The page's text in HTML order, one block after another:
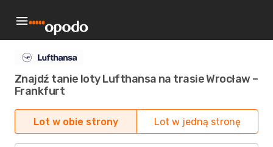
Znajdź tanie loty Lufthansa na trasie Wrocław –
Frankfurt
Lot w obie strony Lot w jedną stronę